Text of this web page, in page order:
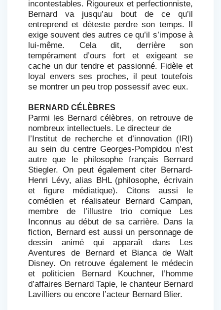
incontestables. Rigoureux et perfectionniste,
Bernard va jusqu’au bout de ce qu’il
entreprend et déteste perdre son temps. Il
exige souvent des autres ce qu’il s’impose à
lui-même. Cela dit, derrière son
tempérament d’ours fort et exigeant se
cache un dur tendre et passionné. Fidèle et
loyal envers ses proches, il peut toutefois
se montrer un peu trop possessif avec eux.
BERNARD CÉLÈBRES
Parmi les Bernard célèbres, on retrouve de
nombreux intellectuels. Le directeur de
l’Institut de recherche et d’innovation (IRI)
au sein du centre Georges-Pompidou n’est
autre que le philosophe français Bernard
Stiegler. On peut également citer Bernard-
Henri Lévy, alias BHL (philosophe, écrivain
et figure médiatique). Citons aussi le
comédien et réalisateur Bernard Campan,
membre de l’illustre trio comique Les
Inconnus au début de sa carrière. Dans la
fiction, Bernard est aussi un personnage de
dessin animé qui apparaît dans Les
Aventures de Bernard et Bianca de Walt
Disney. On retrouve également le médecin
et politicien Bernard Kouchner, l’homme
d’affaires Bernard Tapie, le chanteur Bernard
Lavilliers ou encore l’acteur Bernard Blier.